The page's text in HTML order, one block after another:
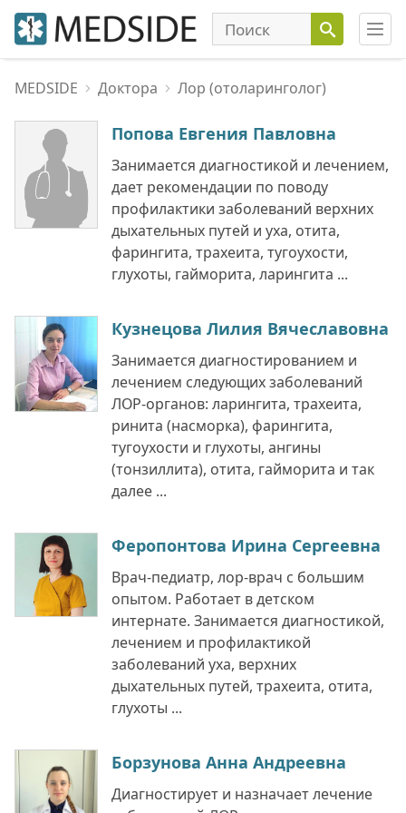
MEDSIDE Доктора Лор (отоларинголог)
Попова Евгения Павловна
Занимается диагностикой и лечением,
дает рекомендации по поводу
профилактики заболеваний верхних
дыхательных путей и уха, отита,
фарингита, трахеита, тугоухости,
глухоты, гайморита, ларингита ...
Кузнецова Лилия Вячеславовна
Занимается диагностированием и
лечением следующих заболеваний
ЛОР-органов: ларингита, трахеита,
ринита (насморка), фарингита,
тугоухости и глухоты, ангины
(тонзиллита), отита, гайморита и так
далее ...
Феропонтова Ирина Сергеевна
Врач-педиатр, лор-врач с большим
опытом. Работает в детском
интернате. Занимается диагностикой,
лечением и профилактикой
заболеваний уха, верхних
дыхательных путей, трахеита, отита,
глухоты ...
Борзунова Анна Андреевна
Диагностирует и назначает лечение